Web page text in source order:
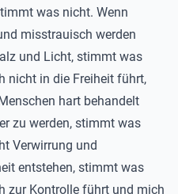
was nicht. Wenn
misstrauisch werden
und Licht, stimmt was
nicht in die Freiheit führt,
hart behandelt
zu werden, stimmt was
Verwirrung und
entstehen, stimmt was
zur Kontrolle führt und mich